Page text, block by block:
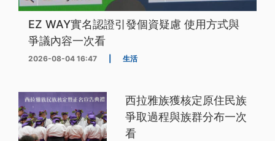
EZ WAY實名認證引發個資疑慮 使用方式與
爭議內容一次看
2026-08-04 16:47 生活
西拉雅族獲核定原住民族
爭取過程與族群分布一次
看